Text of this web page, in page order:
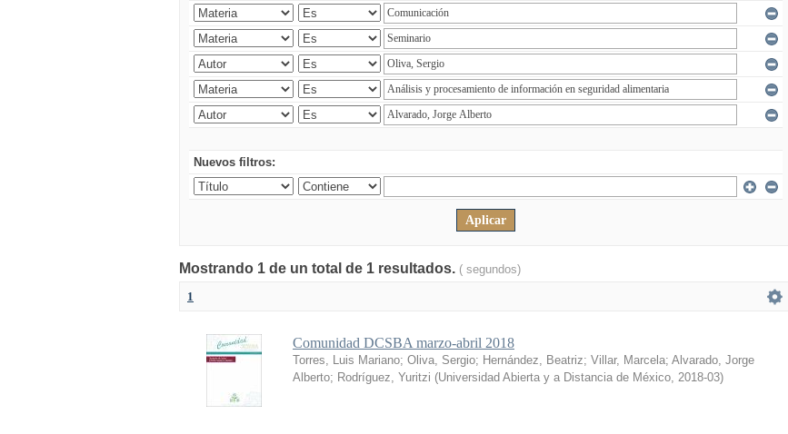
Nuevos filtros:
Mostrando 1 de un total de 1 resultados. ( segundos)
1
Comunidad DCSBA marzo-abril 2018
Torres, Luis Mariano; Oliva, Sergio; Hernández, Beatriz; Villar, Marcela; Alvarado, Jorge
Alberto; Rodríguez, Yuritzi (Universidad Abierta y a Distancia de México, 2018-03)